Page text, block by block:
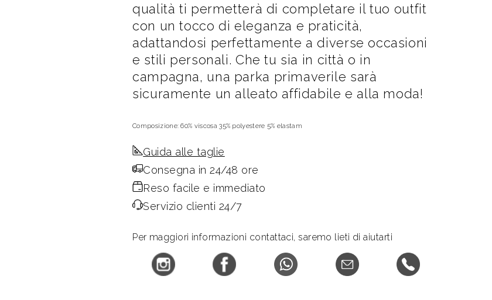
qualità ti permetterà di completare il tuo outfit
con un tocco di eleganza e praticità,
adattandosi perfettamente a diverse occasioni
e stili personali. Che tu sia in città o in
campagna, una parka primaverile sarà
sicuramente un alleato affidabile e alla moda!
Composizione: 60% viscosa 35% polyestere 5% elastam
Guida alle taglie
Consegna in 24/48 ore
Reso facile e immediato
Servizio clienti 24/7
Per maggiori informazioni contattaci, saremo lieti di aiutarti